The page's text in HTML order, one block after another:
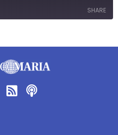
SHARE